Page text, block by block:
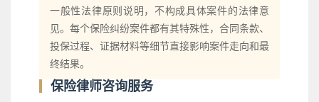
一般性法律原则说明，不构成具体案件的法律意
见。每个保险纠纷案件都有其特殊性，合同条款、
投保过程、证据材料等细节直接影响案件走向和最
终结果。
保险律师咨询服务